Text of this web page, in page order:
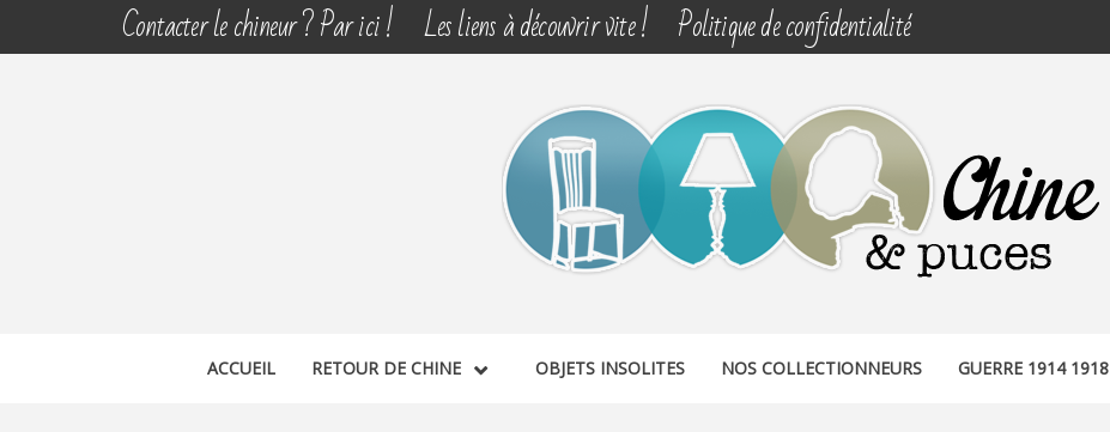
Contacter le chineur ? Par ici ! Les liens à découvrir vite ! Politique de confidentialité
CHINE & PUCES
ACCUEIL RETOUR DE CHINE OBJETS INSOLITES NOS COLLECTIONNEURS GUERRE 1914 1918